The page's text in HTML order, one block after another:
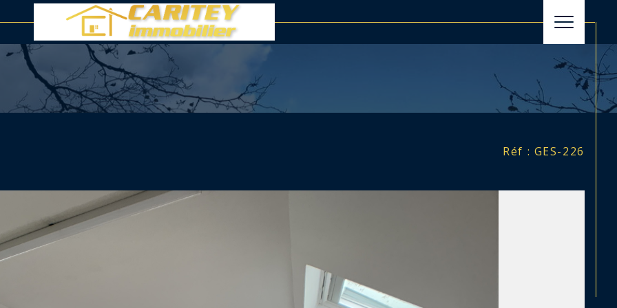
Estimer
1
LOCALISATION LOYER filtrer
voir les3annonces
Réf : GES-226